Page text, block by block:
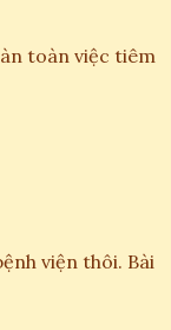
toàn việc tiêm
viện thôi. Bài